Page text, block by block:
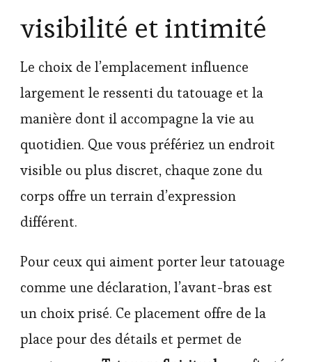
visibilité et intimité
Le choix de l’emplacement influence
largement le ressenti du tatouage et la
manière dont il accompagne la vie au
quotidien. Que vous préfériez un endroit
visible ou plus discret, chaque zone du
corps offre un terrain d’expression
différent.
Pour ceux qui aiment porter leur tatouage
comme une déclaration, l’avant-bras est
un choix prisé. Ce placement offre de la
place pour des détails et permet de